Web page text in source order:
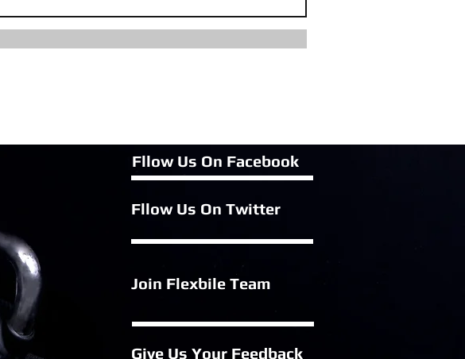
Fllow Us On Facebook
Fllow Us On Twitter
Join Flexbile Team
Give Us Your Feedback